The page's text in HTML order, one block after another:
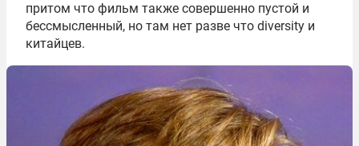
притом что фильм также совершенно пустой и
бессмысленный, но там нет разве что diversity и
китайцев.